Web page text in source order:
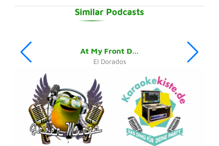
Similar Podcasts
At My Front Door
El Dorados